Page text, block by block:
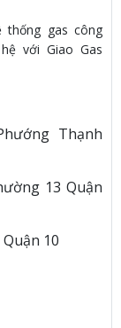
gas công
với Giao Gas
Thạnh
13 Quận
10